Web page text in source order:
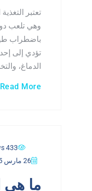
تعتبر
وهي تلعب
باضطراب
تؤدي إلى
الدماغ،
Read More
433 Views
26 مارس 2025
ما هي